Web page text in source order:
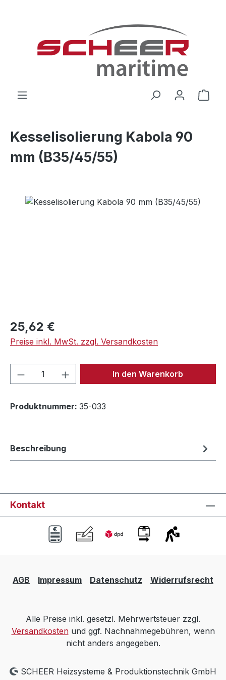
Kesselisolierung Kabola 90
mm (B35/45/55)
Bildergalerie überspringen
Regulärer Preis:
25,62 €
Preise inkl. MwSt. zzgl. Versandkosten
Produkt Anzahl: Gib denIn den Warenkorb
Produktnummer: 35-033
Beschreibung
Kontakt
AGB Impressum Datenschutz Widerrufsrecht
Alle Preise inkl. gesetzl. Mehrwertsteuer zzgl.
Versandkostenund ggf. Nachnahmegebühren, wenn
nicht anders angegeben.
SCHEER Heizsysteme & Produktionstechnik GmbH